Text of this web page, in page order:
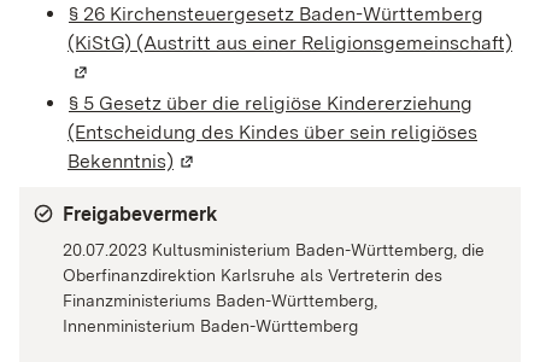
§ 26 Kirchensteuergesetz Baden-Württemberg
(KiStG) (Austritt aus einer Religionsgemeinschaft)
§ 5 Gesetz über die religiöse Kindererziehung
(Entscheidung des Kindes über sein religiöses
Bekenntnis) (Wird in einem neuen Fenster geöffnet)
Freigabevermerk
20.07.2023 Kultusministerium Baden-Württemberg, die
Oberfinanzdirektion Karlsruhe als Vertreterin des
Finanzministeriums Baden-Württemberg,
Innenministerium Baden-Württemberg